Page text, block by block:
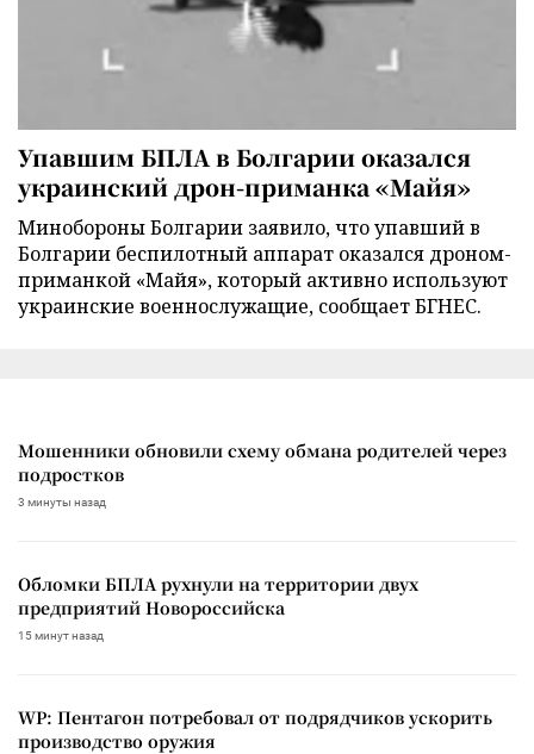
Упавшим БПЛА в Болгарии оказался
украинский дрон-приманка «Майя»
Минобороны Болгарии заявило, что упавший в
Болгарии беспилотный аппарат оказался дроном-
приманкой «Майя», который активно используют
украинские военнослужащие, сообщает БГНЕС.
Мошенники обновили схему обмана родителей через
подростков
3 минуты назад
Обломки БПЛА рухнули на территории двух
предприятий Новороссийска
15 минут назад
WP: Пентагон потребовал от подрядчиков ускорить
производство оружия